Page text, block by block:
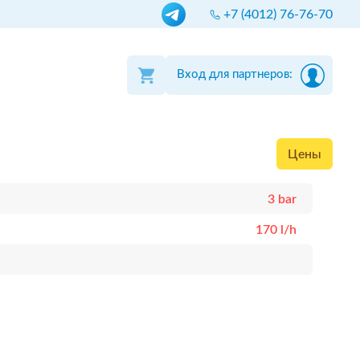
+7 (4012) 76-76-70
Вход для партнеров:
Цены
3 bar
170 l/h